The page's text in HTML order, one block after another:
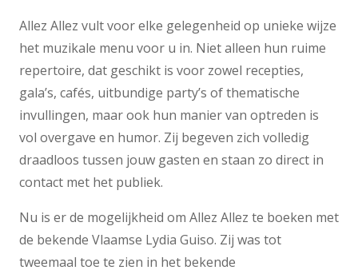
Allez Allez vult voor elke gelegenheid op unieke wijze
het muzikale menu voor u in. Niet alleen hun ruime
repertoire, dat geschikt is voor zowel recepties,
gala’s, cafés, uitbundige party’s of thematische
invullingen, maar ook hun manier van optreden is
vol overgave en humor. Zij begeven zich volledig
draadloos tussen jouw gasten en staan zo direct in
contact met het publiek.
Nu is er de mogelijkheid om Allez Allez te boeken met
de bekende Vlaamse Lydia Guiso. Zij was tot
tweemaal toe te zien in het bekende